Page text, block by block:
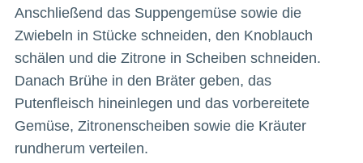
Anschließend das Suppengemüse sowie die
Zwiebeln in Stücke schneiden, den Knoblauch
schälen und die Zitrone in Scheiben schneiden.
Danach Brühe in den Bräter geben, das
Putenfleisch hineinlegen und das vorbereitete
Gemüse, Zitronenscheiben sowie die Kräuter
rundherum verteilen.